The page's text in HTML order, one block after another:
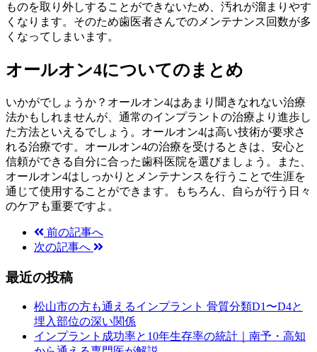
ものを取り外しすることができないため、汚れが溜まりやす
くなります。そのため歯医者さんでのメンテナンス回数が多
くなってしまいます。
オールオン4についてのまとめ
いかがでしょうか？オールオン4はあまり聞きなれない治療
法かもしれませんが、通常のインプラントの治療より進歩し
た方法といえるでしょう。オールオン4は高い技術が要求さ
れる治療です。オールオン4の治療を受けるときは、安心と
信頼ができる自分に合った歯科医院を選びましょう。また、
オールオン4はしっかりとメンテナンスを行うことで生涯を
通じて使用することができます。もちろん、自らが行う日々
のケアも重要ですよ。
前の記事へ
次の記事へ
最近の投稿
松山市の方も通えるインプラント 骨質分類D1〜D4と
埋入部位の深い関係
インプラント成功率と10年生存率の統計｜南予・高知